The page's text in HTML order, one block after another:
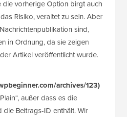
die vorherige Option birgt auch
Risiko, veraltet zu sein. Aber
sind,
in Ordnung, da sie zeigen
Artikel veröffentlicht wurde.
archives/123)
außer dass es die
die Beitrags-ID enthält. Wir